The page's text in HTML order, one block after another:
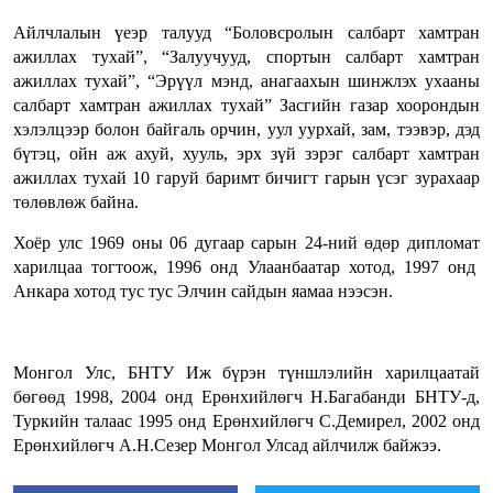
Айлчлалын үеэр талууд “Боловсролын салбарт хамтран
ажиллах тухай”, “Залуучууд, спортын салбарт хамтран
ажиллах тухай”, “Эрүүл мэнд, анагаахын шинжлэх ухааны
салбарт хамтран ажиллах тухай” Засгийн газар хоорондын
хэлэлцээр болон байгаль орчин, уул уурхай, зам, тээвэр, дэд
бүтэц, ойн аж ахуй, хууль, эрх зүй зэрэг салбарт хамтран
ажиллах тухай 10 гаруй баримт бичигт гарын үсэг зурахаар
төлөвлөж байна.
Хоёр улс 1969 оны 06 дугаар сарын 24-ний өдөр дипломат
харилцаа тогтоож, 1996 онд Улаанбаатар хотод, 1997 онд
Анкара хотод тус тус Элчин сайдын яамаа нээсэн.
Монгол Улс, БНТУ Иж бүрэн түншлэлийн харилцаатай
бөгөөд 1998, 2004 онд Ерөнхийлөгч Н.Багабанди БНТУ-д,
Туркийн талаас 1995 онд Ерөнхийлөгч С.Демирел, 2002 онд
Ерөнхийлөгч А.Н.Сезер Монгол Улсад айлчилж байжээ.